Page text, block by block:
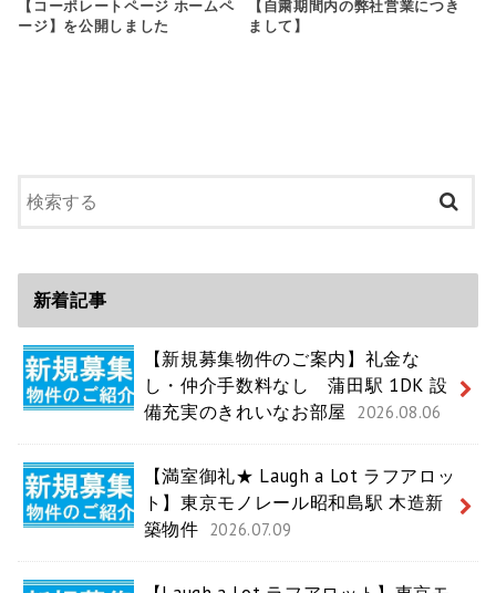
【コーポレートページ ホームペ
ージ】を公開しました
【自粛期間内の弊社営業につき
まして】
新着記事
【新規募集物件のご案内】礼金な
し・仲介手数料なし 蒲田駅 1DK 設
備充実のきれいなお部屋
2026.08.06
【満室御礼★ Laugh a Lot ラフアロッ
ト】東京モノレール昭和島駅 木造新
築物件 2026.07.09